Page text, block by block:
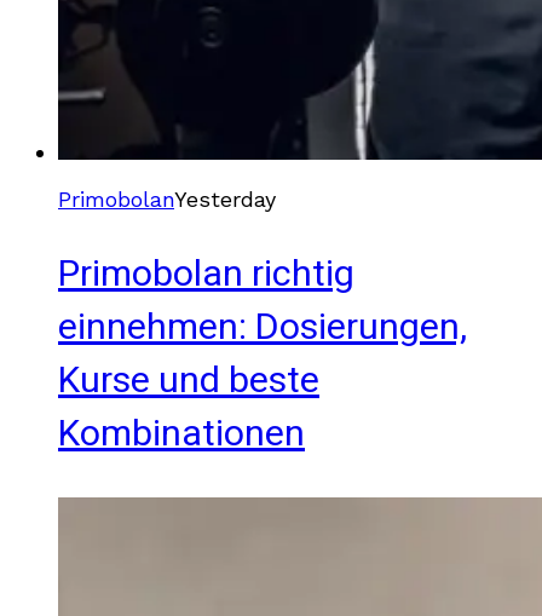
PrimobolanYesterday
Primobolan richtig
einnehmen: Dosierungen,
Kurse und beste
Kombinationen